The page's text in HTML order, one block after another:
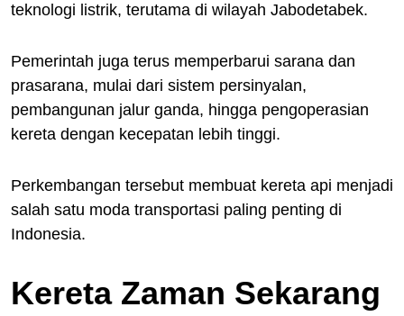
teknologi listrik, terutama di wilayah Jabodetabek.
Pemerintah juga terus memperbarui sarana dan
prasarana, mulai dari sistem persinyalan,
pembangunan jalur ganda, hingga pengoperasian
kereta dengan kecepatan lebih tinggi.
Perkembangan tersebut membuat kereta api menjadi
salah satu moda transportasi paling penting di
Indonesia.
Kereta Zaman Sekarang